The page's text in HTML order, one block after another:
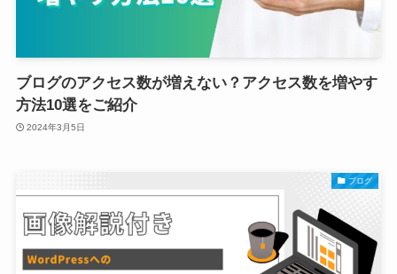
ブログのアクセス数が増えない？アクセス数を増やす
方法10選をご紹介
2024年3月5日
ブログ